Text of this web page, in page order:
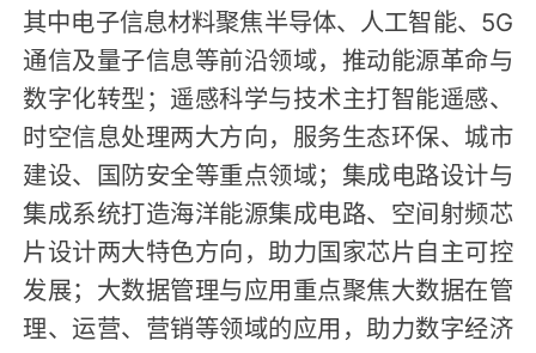
其中电子信息材料聚焦半导体、人工智能、5G
通信及量子信息等前沿领域，推动能源革命与
数字化转型；遥感科学与技术主打智能遥感、
时空信息处理两大方向，服务生态环保、城市
建设、国防安全等重点领域；集成电路设计与
集成系统打造海洋能源集成电路、空间射频芯
片设计两大特色方向，助力国家芯片自主可控
发展；大数据管理与应用重点聚焦大数据在管
理、运营、营销等领域的应用，助力数字经济